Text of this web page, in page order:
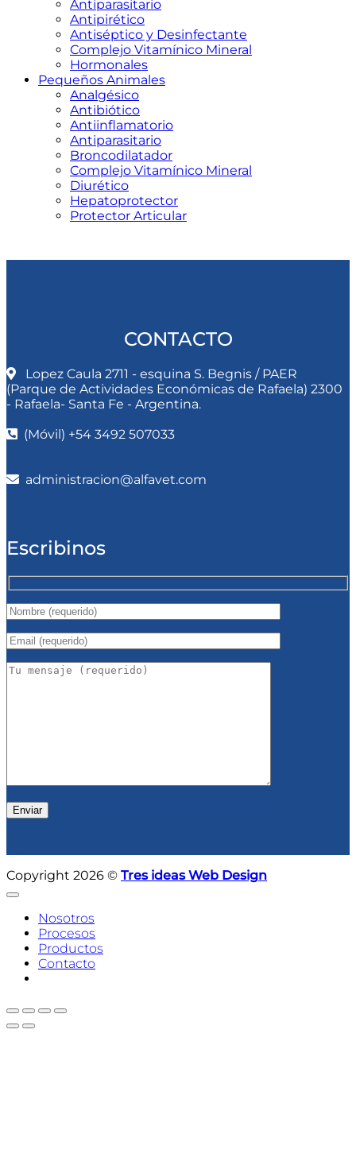
Antiparasitario
Antipirético
Antiséptico y Desinfectante
Complejo Vitamínico Mineral
Hormonales
Pequeños Animales
Analgésico
Antibiótico
Antiinflamatorio
Antiparasitario
Broncodilatador
Complejo Vitamínico Mineral
Diurético
Hepatoprotector
Protector Articular
CONTACTO
Lopez Caula 2711 - esquina S. Begnis / PAER
(Parque de Actividades Económicas de Rafaela) 2300
- Rafaela- Santa Fe - Argentina.
(Móvil) +54 3492 507033
administracion@alfavet.com
Escribinos
Copyright 2026 © Tres ideas Web Design
Nosotros
Procesos
Productos
Contacto